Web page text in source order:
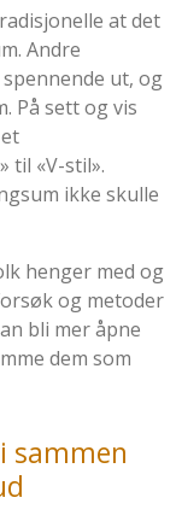
at det
Andre
ut, og
På sett og vis
til «V-stil».
ikke skulle
henger med og
og metoder
bli mer åpne
dem som
sammen